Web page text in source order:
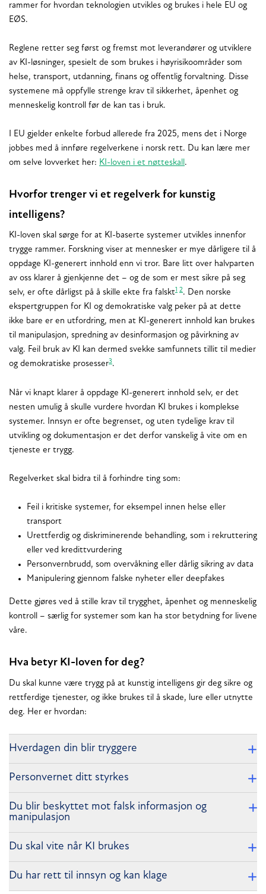
rammer for hvordan teknologien utvikles og brukes i hele EU og
EØS.
Reglene retter seg først og fremst mot leverandører og utviklere
av KI-løsninger, spesielt de som brukes i høyrisikoområder som
helse, transport, utdanning, finans og offentlig forvaltning. Disse
systemene må oppfylle strenge krav til sikkerhet, åpenhet og
menneskelig kontroll før de kan tas i bruk.
I EU gjelder enkelte forbud allerede fra 2025, mens det i Norge
jobbes med å innføre regelverkene i norsk rett. Du kan lære mer
om selve lovverket her: KI-loven i et nøtteskall.
Hvorfor trenger vi et regelverk for kunstig
intelligens?
KI-loven skal sørge for at KI-baserte systemer utvikles innenfor
trygge rammer. Forskning viser at mennesker er mye dårligere til å
oppdage KI-generert innhold enn vi tror. Bare litt over halvparten
av oss klarer å gjenkjenne det – og de som er mest sikre på seg
selv, er ofte dårligst på å skille ekte fra falskt1 2. Den norske
ekspertgruppen for KI og demokratiske valg peker på at dette
ikke bare er en utfordring, men at KI-generert innhold kan brukes
til manipulasjon, spredning av desinformasjon og påvirkning av
valg. Feil bruk av KI kan dermed svekke samfunnets tillit til medier
og demokratiske prosesser3.
Når vi knapt klarer å oppdage KI-generert innhold selv, er det
nesten umulig å skulle vurdere hvordan KI brukes i komplekse
systemer. Innsyn er ofte begrenset, og uten tydelige krav til
utvikling og dokumentasjon er det derfor vanskelig å vite om en
tjeneste er trygg.
Regelverket skal bidra til å forhindre ting som:
Feil i kritiske systemer, for eksempel innen helse eller
transport
Urettferdig og diskriminerende behandling, som i rekruttering
eller ved kredittvurdering
Personvernbrudd, som overvåkning eller dårlig sikring av data
Manipulering gjennom falske nyheter eller deepfakes
Dette gjøres ved å stille krav til trygghet, åpenhet og menneskelig
kontroll – særlig for systemer som kan ha stor betydning for livene
våre.
Hva betyr KI-loven for deg?
Du skal kunne være trygg på at kunstig intelligens gir deg sikre og
rettferdige tjenester, og ikke brukes til å skade, lure eller utnytte
deg. Her er hvordan:
Hverdagen din blir tryggere
Personvernet ditt styrkes
Du blir beskyttet mot falsk informasjon og
manipulasjon
Du skal vite når KI brukes
Du har rett til innsyn og kan klage